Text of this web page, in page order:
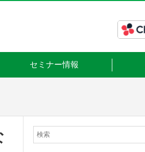
セミナー情報